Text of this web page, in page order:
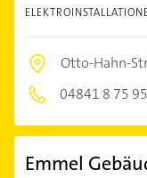
Otto-Hahn-
04841 8 75
Emmel